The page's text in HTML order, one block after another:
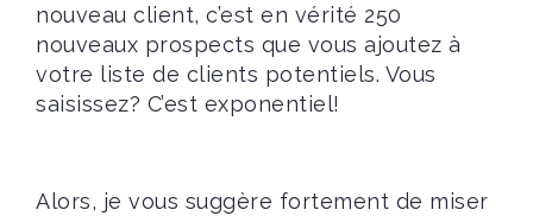
nouveau client, c’est en vérité 250
nouveaux prospects que vous ajoutez à
votre liste de clients potentiels. Vous
saisissez? C’est exponentiel!
Alors, je vous suggère fortement de miser